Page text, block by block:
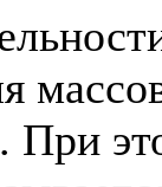
При